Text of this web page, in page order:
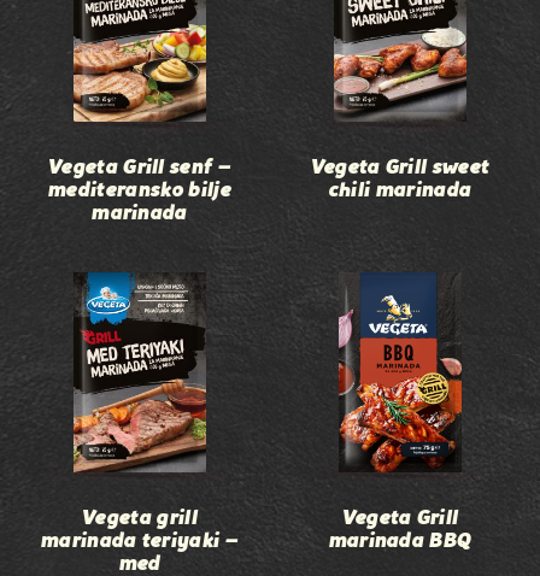
Vegeta Grill senf –
mediteransko bilje
marinada
Vegeta Grill sweet
chili marinada
Vegeta grill
marinada teriyaki –
med
Vegeta Grill
marinada BBQ